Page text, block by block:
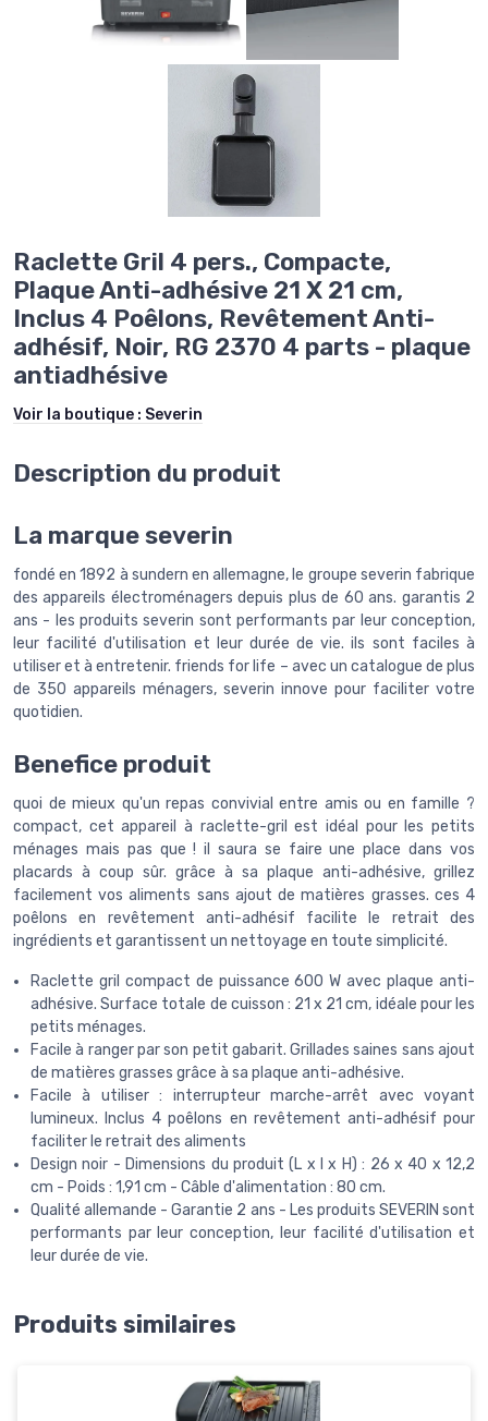
Raclette Gril 4 pers., Compacte,
Plaque Anti-adhésive 21 X 21 cm,
Inclus 4 Poêlons, Revêtement Anti-
adhésif, Noir, RG 2370 4 parts - plaque
antiadhésive
Voir la boutique : Severin
Description du produit
La marque severin
fondé en 1892 à sundern en allemagne, le groupe severin fabrique
des appareils électroménagers depuis plus de 60 ans. garantis 2
ans - les produits severin sont performants par leur conception,
leur facilité d'utilisation et leur durée de vie. ils sont faciles à
utiliser et à entretenir. friends for life – avec un catalogue de plus
de 350 appareils ménagers, severin innove pour faciliter votre
quotidien.
Benefice produit
quoi de mieux qu'un repas convivial entre amis ou en famille ?
compact, cet appareil à raclette-gril est idéal pour les petits
ménages mais pas que ! il saura se faire une place dans vos
placards à coup sûr. grâce à sa plaque anti-adhésive, grillez
facilement vos aliments sans ajout de matières grasses. ces 4
poêlons en revêtement anti-adhésif facilite le retrait des
ingrédients et garantissent un nettoyage en toute simplicité.
Raclette gril compact de puissance 600 W avec plaque anti-
adhésive. Surface totale de cuisson : 21 x 21 cm, idéale pour les
petits ménages.
Facile à ranger par son petit gabarit. Grillades saines sans ajout
de matières grasses grâce à sa plaque anti-adhésive.
Facile à utiliser : interrupteur marche-arrêt avec voyant
lumineux. Inclus 4 poêlons en revêtement anti-adhésif pour
faciliter le retrait des aliments
Design noir - Dimensions du produit (L x l x H) : 26 x 40 x 12,2
cm - Poids : 1,91 cm - Câble d'alimentation : 80 cm.
Qualité allemande - Garantie 2 ans - Les produits SEVERIN sont
performants par leur conception, leur facilité d'utilisation et
leur durée de vie.
Produits similaires